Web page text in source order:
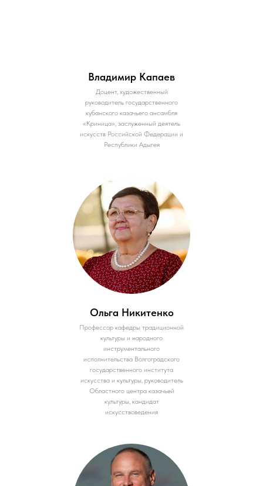
Владимир Капаев
Доцент, художественный
руководитель государственного
кубанского казачьего ансамбля
«Криница», заслуженный деятель
искусств Российской Федерации и
Республики Адыгея
Ольга Никитенко
Профессор кафедры традиционной
культуры и народного
инструментального
исполнительства Волгоградского
государственного института
искусства и культуры, руководитель
Областного центра казачьей
культуры, кандидат
искусствоведения